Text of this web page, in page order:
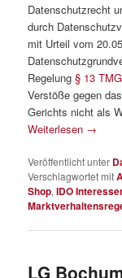
Datenschutzrecht
durch
mit Urteil vom
Regelung§ 13 TMG
Verstöße gegen
Gerichts nicht als
Weiterlesen →
Veröffentlicht unter
Verschlagwortet mit
Shop,IDO
LG